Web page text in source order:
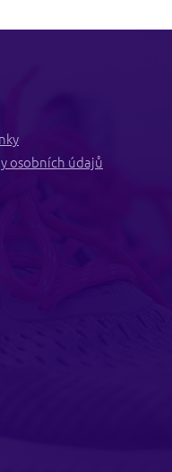
osobních údajů